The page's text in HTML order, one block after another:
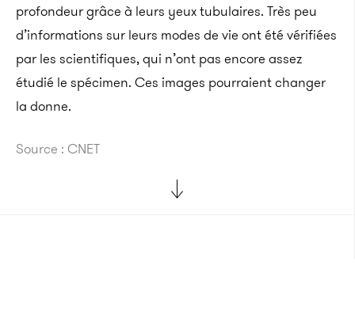
profondeur grâce à leurs yeux tubulaires. Très peu
d’informations sur leurs modes de vie ont été vérifiées
par les scientifiques, qui n’ont pas encore assez
étudié le spécimen. Ces images pourraient changer
la donne.
Source : CNET